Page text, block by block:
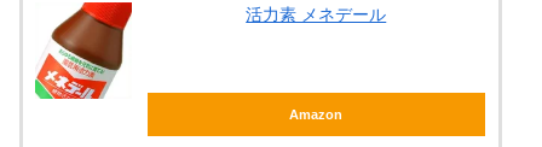
活力素 メネデール
Amazon